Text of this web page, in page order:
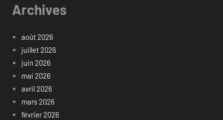
Archives
août 2026
juillet 2026
juin 2026
mai 2026
avril 2026
mars 2026
février 2026